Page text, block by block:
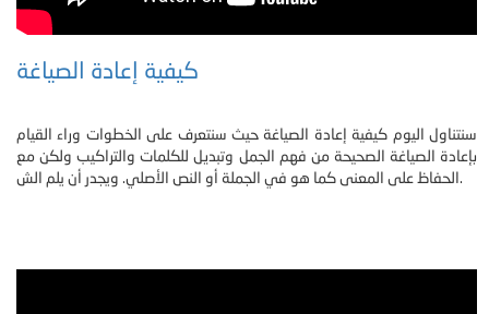
كيفية إعادة الصياغة
سنتناول اليوم كيفية إعادة الصياغة حيث سنتعرف على الخطوات وراء القيام
بإعادة الصياغة الصحيحة من فهم الجمل وتبديل للكلمات والتراكيب ولكن مع
الحفاظ على المعنى كما هو في الجملة أو النص الأصلي. ويجدر أن يلم الش.